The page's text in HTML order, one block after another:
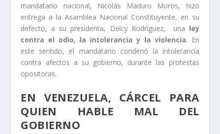
mandatario nacional, Nicolás Maduro Moros, hizo
entrega a la Asamblea Nacional Constituyente, en su
defecto, a su presidenta, Delcy Rodríguez, una ley
contra el odio, la intolerancia y la violencia. En
este sentido, el mandatario condenó la intolerancia
contra afectos a su gobierno, durante las protestas
opositoras.
EN VENEZUELA, CÁRCEL PARA
QUIEN HABLE MAL DEL
GOBIERNO